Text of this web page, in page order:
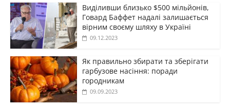
Виділивши близько $500 мільйонів,
Говард Баффет надалі залишається
вірним своєму шляху в Україні
09.12.2023
Як правильно збирати та зберігати
гарбузове насіння: поради
городникам
09.09.2023